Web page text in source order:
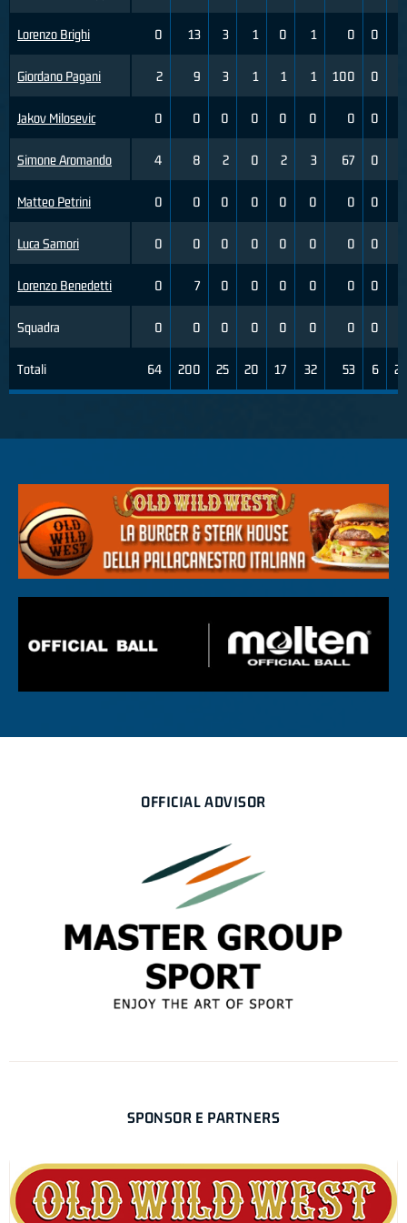
Lorenzo Brighi
Giordano Pagani
Jakov Milosevic
Simone Aromando
Matteo Petrini
Luca Samori
Lorenzo Benedetti
Squadra
Totali
0 13 3 1 0 1 0 0
2 9 3 1 1 1 100 0
0 0 0 0 0 0 0 0
4 8 2 0 2 3 67 0
0 0 0 0 0 0 0 0
0 0 0 0 0 0 0 0
0 7 0 0 0 0 0 0
0 0 0 0 0 0 0 0
64 200 25 20 17 32 53 6 29
OFFICIAL ADVISOR
SPONSOR E PARTNERS